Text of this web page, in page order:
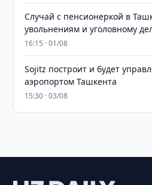
Случай с пенсионеркой в
увольнениям и уголовному
16:15 · 01/08
Sojitz построит и будет
аэропортом Ташкента
15:30 · 03/08